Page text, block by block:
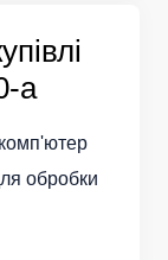
a
обробки